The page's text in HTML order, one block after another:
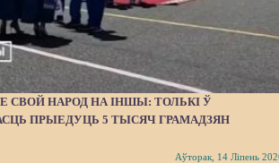
СВОЙ НАРОД НА ІНШЫ: ТОЛЬКІ Ў
ПРЫЕДУЦЬ 5 ТЫСЯЧ ГРАМАДЗЯН
Аўторак, 14 Ліпень